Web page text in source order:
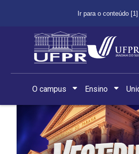
Ir para o conteúdo [1]
O campus Ensino